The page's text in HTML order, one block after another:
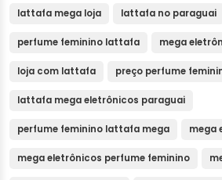
lattafa mega loja lattafa no paraguai
perfume feminino lattafa mega
loja com lattafa preço perfume
lattafa mega eletrônicos paraguai
perfume feminino lattafa mega mega
mega eletrônicos perfume feminino